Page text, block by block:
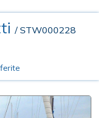
/ STW000228